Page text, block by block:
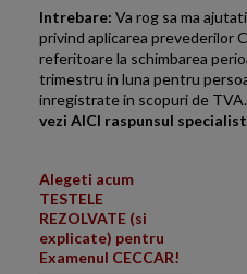
Intrebare: Va rog sa ma
privind aplicarea prevederilor
referitoare la schimbarea
trimestru in luna pentru
inregistrate in scopuri de
vezi AICI raspunsul
Alegeti acum
TESTELE
REZOLVATE (si
explicate) pentru
Examenul CECCAR!